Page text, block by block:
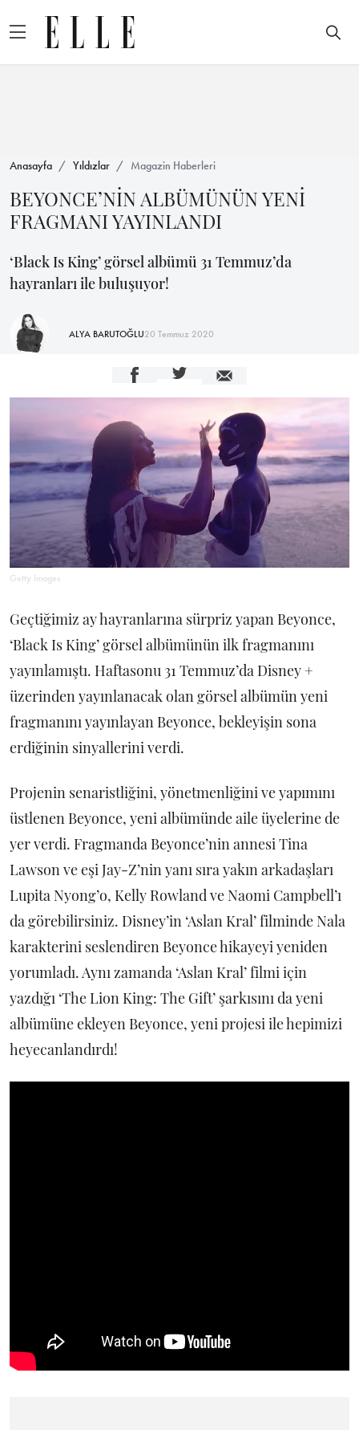
Anasayfa Yıldızlar Magazin Haberleri
BEYONCE’NİN ALBÜMÜNÜN YENİ
FRAGMANI YAYINLANDI
‘Black Is King’ görsel albümü 31 Temmuz’da
hayranları ile buluşuyor!
ALYA BARUTOĞLU20 Temmuz 2020
Getty Images
Geçtiğimiz ay hayranlarına sürpriz yapan Beyonce,
‘Black Is King’ görsel albümünün ilk fragmanını
yayınlamıştı. Haftasonu 31 Temmuz’da Disney +
üzerinden yayınlanacak olan görsel albümün yeni
fragmanını yayınlayan Beyonce, bekleyişin sona
erdiğinin sinyallerini verdi.
Projenin senaristliğini, yönetmenliğini ve yapımını
üstlenen Beyonce, yeni albümünde aile üyelerine de
yer verdi. Fragmanda Beyonce’nin annesi Tina
Lawson ve eşi Jay-Z’nin yanı sıra yakın arkadaşları
Lupita Nyong’o, Kelly Rowland ve Naomi Campbell’ı
da görebilirsiniz. Disney’in ‘Aslan Kral’ filminde Nala
karakterini seslendiren Beyonce hikayeyi yeniden
yorumladı. Aynı zamanda ‘Aslan Kral’ filmi için
yazdığı ‘The Lion King: The Gift’ şarkısını da yeni
albümüne ekleyen Beyonce, yeni projesi ile hepimizi
heyecanlandırdı!